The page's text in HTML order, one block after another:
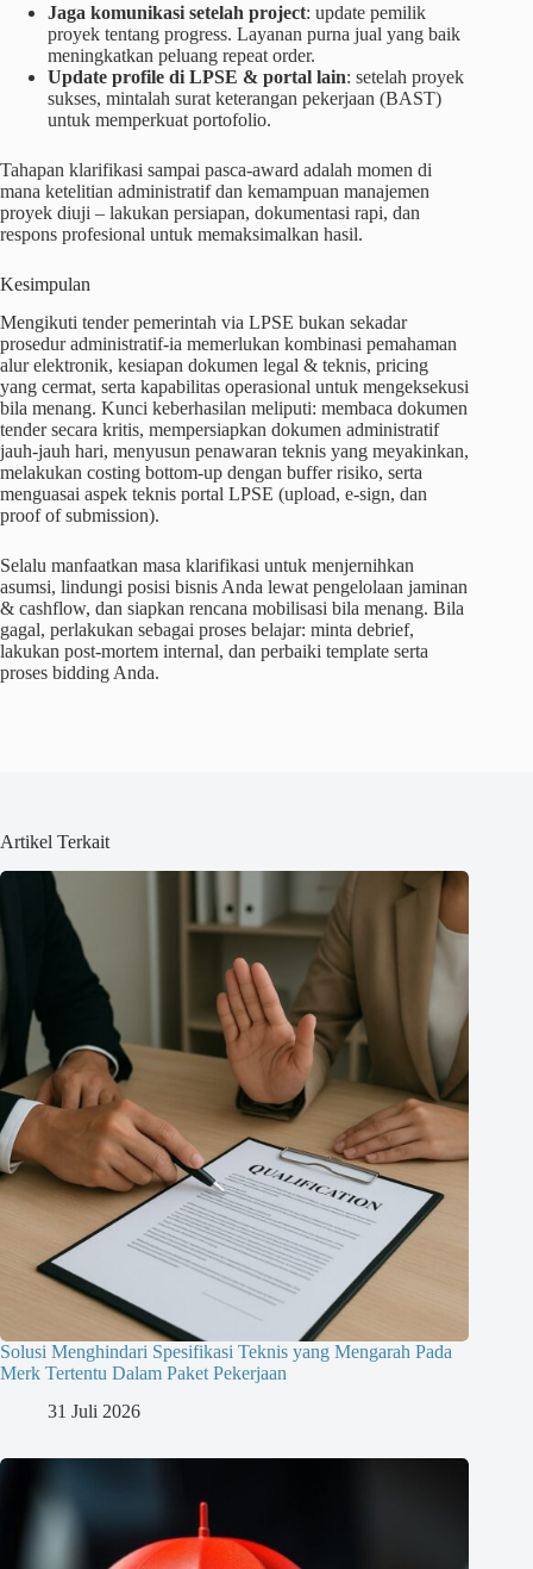
Jaga komunikasi setelah project: update pemilik
proyek tentang progress. Layanan purna jual yang baik
meningkatkan peluang repeat order.
Update profile di LPSE & portal lain: setelah proyek
sukses, mintalah surat keterangan pekerjaan (BAST)
untuk memperkuat portofolio.
Tahapan klarifikasi sampai pasca-award adalah momen di
mana ketelitian administratif dan kemampuan manajemen
proyek diuji – lakukan persiapan, dokumentasi rapi, dan
respons profesional untuk memaksimalkan hasil.
Kesimpulan
Mengikuti tender pemerintah via LPSE bukan sekadar
prosedur administratif-ia memerlukan kombinasi pemahaman
alur elektronik, kesiapan dokumen legal & teknis, pricing
yang cermat, serta kapabilitas operasional untuk mengeksekusi
bila menang. Kunci keberhasilan meliputi: membaca dokumen
tender secara kritis, mempersiapkan dokumen administratif
jauh-jauh hari, menyusun penawaran teknis yang meyakinkan,
melakukan costing bottom-up dengan buffer risiko, serta
menguasai aspek teknis portal LPSE (upload, e-sign, dan
proof of submission).
Selalu manfaatkan masa klarifikasi untuk menjernihkan
asumsi, lindungi posisi bisnis Anda lewat pengelolaan jaminan
& cashflow, dan siapkan rencana mobilisasi bila menang. Bila
gagal, perlakukan sebagai proses belajar: minta debrief,
lakukan post-mortem internal, dan perbaiki template serta
proses bidding Anda.
Artikel Terkait
Solusi Menghindari Spesifikasi Teknis yang Mengarah Pada
Merk Tertentu Dalam Paket Pekerjaan
31 Juli 2026